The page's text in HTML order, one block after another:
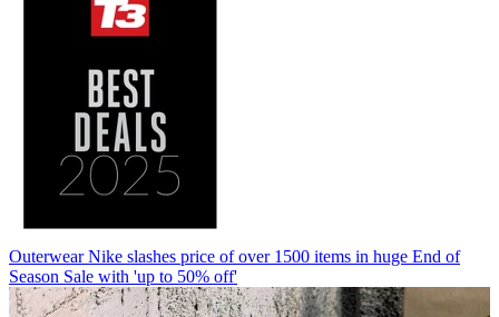
Outerwear Nike slashes price of over 1500 items in huge End of
Season Sale with 'up to 50% off'